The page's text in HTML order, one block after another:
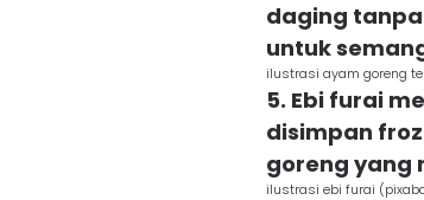
daging
untuk
ilustrasi ayam goreng
5. Ebi furai
disimpan
goreng yang
ilustrasi ebi furai